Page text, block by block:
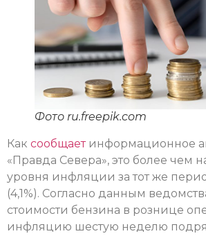
Фото ru.freepik.com
Как сообщаетинформационное
«Правда Севера», это более чем
уровня инфляции за тот же
(4,1%). Согласно данным
стоимости бензина в рознице
инфляцию шестую неделю